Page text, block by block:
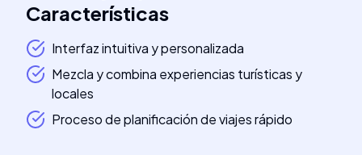
Características
Interfaz intuitiva y personalizada
Mezcla y combina experiencias turísticas y
locales
Proceso de planificación de viajes rápido